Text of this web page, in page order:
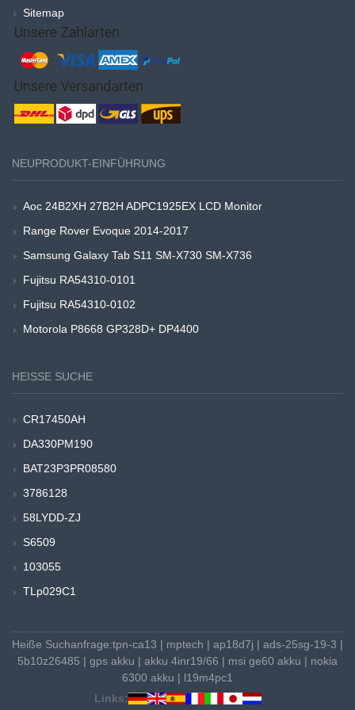
Sitemap
NEUPRODUKT-EINFÜHRUNG
Aoc 24B2XH 27B2H ADPC1925EX LCD Monitor
Range Rover Evoque 2014-2017
Samsung Galaxy Tab S11 SM-X730 SM-X736
Fujitsu RA54310-0101
Fujitsu RA54310-0102
Motorola P8668 GP328D+ DP4400
HEISSE SUCHE
CR17450AH
DA330PM190
BAT23P3PR08580
3786128
58LYDD-ZJ
S6509
103055
TLp029C1
Heiße Suchanfrage:tpn-ca13 | mptech | ap18d7j | ads-25sg-19-3 |
5b10z26485 | gps akku | akku 4inr19/66 | msi ge60 akku | nokia
6300 akku | l19m4pc1
Links: